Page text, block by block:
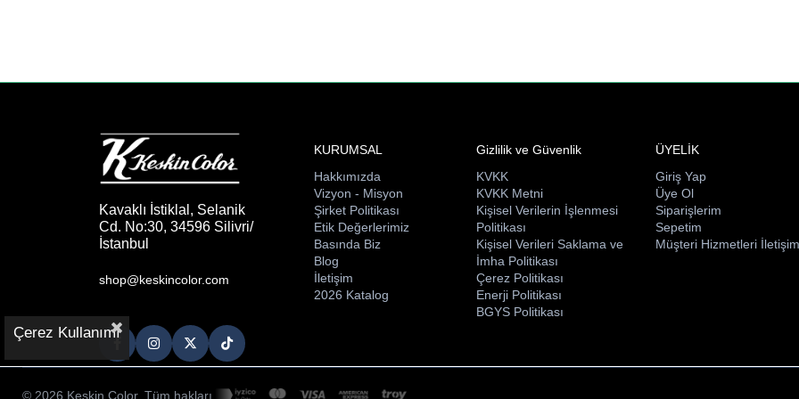
Kavaklı İstiklal, Selanik
Cd. No:30, 34596 Silivri/
İstanbul
shop@keskincolor.com
KURUMSAL
Hakkımızda
Vizyon - Misyon
Şirket Politikası
Etik Değerlerimiz
Basında Biz
Blog
İletişim
2026 Katalog
Gizlilik ve Güvenlik
KVKK
KVKK Metni
Kişisel Verilerin İşlenmesi
Politikası
Kişisel Verileri Saklama ve
İmha Politikası
Çerez Politikası
Enerji Politikası
BGYS Politikası
ÜYELİK
Giriş Yap
Üye Ol
Siparişlerim
Sepetim
Müşteri Hizmetleri İletişim
© 2026 Keskin Color. Tüm hakları
Çerez Kullanımı